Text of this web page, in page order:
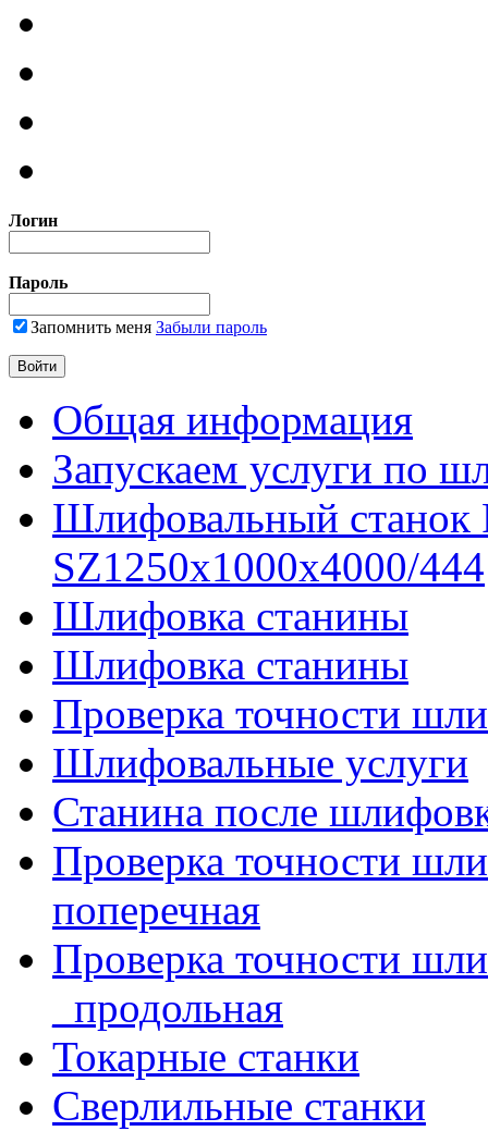
Логин
Пароль
Запомнить меня Забыли пароль
Общая информация
Запускаем услуги по
Шлифовальный
SZ1250x1000x4000/444
Шлифовка станины
Шлифовка станины
Проверка точности
Шлифовальные услуги
Станина после
Проверка точности
поперечная
Проверка точности
_продольная
Токарные станки
Сверлильные станки